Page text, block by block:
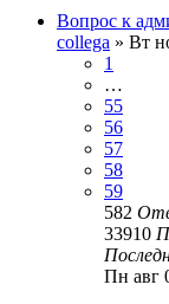
Вопрос к
collega » Вт
1
…
55
56
57
58
59
582
33910
Пн авг